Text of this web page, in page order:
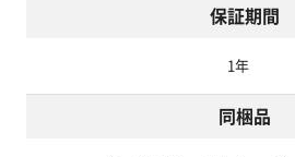
保証期間
1年
同梱品